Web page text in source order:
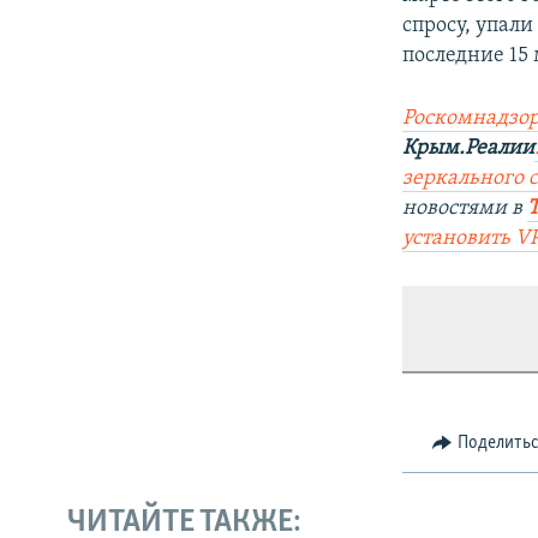
спросу,
последние 15
Крым.Реалии
зеркального
новостями в
установить
ЧИТАЙТЕ ТАКЖЕ: